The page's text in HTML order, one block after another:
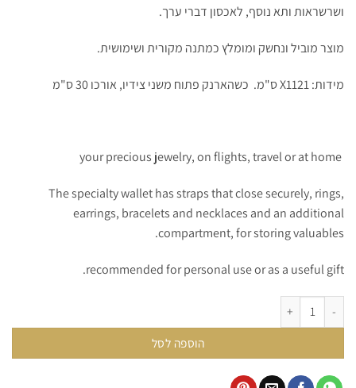
ושרשראות ותא נוסף, לאכסון דברי ערך.
מוצר מוביל ונחשק ומומלץ כמתנה מקורית ושימושית.
מידות: X1121 ס"מ. כשהארנק פתוח משני צידיו, אורכו 30 ס"מ
The specialty wallet has straps that close securely, rings,
earrings, bracelets and necklaces and an additional
compartment, for storing valuables.
recommended for personal use or as a useful gift.
כמות של Exquisite Jewelry case - pink
הוספה לסל